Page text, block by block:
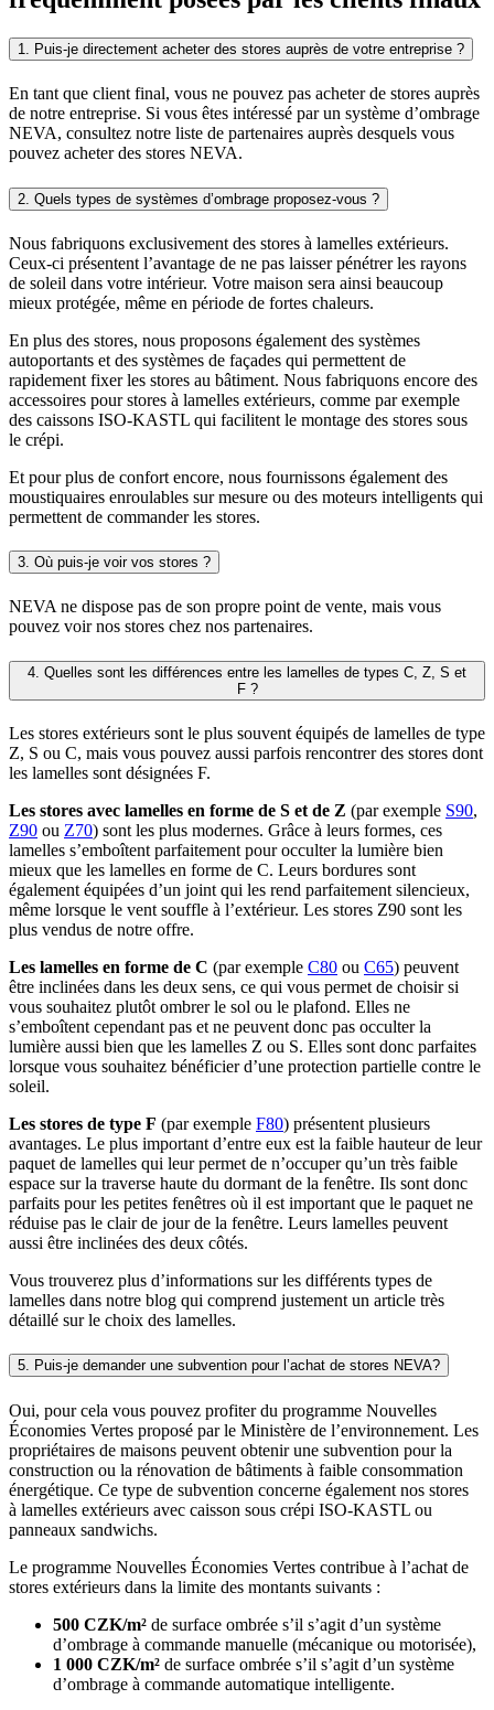
1. Puis-je directement acheter des stores auprès de votre entreprise ?
En tant que client final, vous ne pouvez pas acheter de stores auprès
de notre entreprise. Si vous êtes intéressé par un système d’ombrage
NEVA, consultez notre liste de partenaires auprès desquels vous
pouvez acheter des stores NEVA.
2. Quels types de systèmes d’ombrage proposez-vous ?
Nous fabriquons exclusivement des stores à lamelles extérieurs.
Ceux-ci présentent l’avantage de ne pas laisser pénétrer les rayons
de soleil dans votre intérieur. Votre maison sera ainsi beaucoup
mieux protégée, même en période de fortes chaleurs.
En plus des stores, nous proposons également des systèmes
autoportants et des systèmes de façades qui permettent de
rapidement fixer les stores au bâtiment. Nous fabriquons encore des
accessoires pour stores à lamelles extérieurs, comme par exemple
des caissons ISO-KASTL qui facilitent le montage des stores sous
le crépi.
Et pour plus de confort encore, nous fournissons également des
moustiquaires enroulables sur mesure ou des moteurs intelligents qui
permettent de commander les stores.
3. Où puis-je voir vos stores ?
NEVA ne dispose pas de son propre point de vente, mais vous
pouvez voir nos stores chez nos partenaires.
4. Quelles sont les différences entre les lamelles de types C, Z, S et
F ?
Les stores extérieurs sont le plus souvent équipés de lamelles de type
Z, S ou C, mais vous pouvez aussi parfois rencontrer des stores dont
les lamelles sont désignées F.
Les stores avec lamelles en forme de S et de Z (par exemple S90,
Z90 ou Z70) sont les plus modernes. Grâce à leurs formes, ces
lamelles s’emboîtent parfaitement pour occulter la lumière bien
mieux que les lamelles en forme de C. Leurs bordures sont
également équipées d’un joint qui les rend parfaitement silencieux,
même lorsque le vent souffle à l’extérieur. Les stores Z90 sont les
plus vendus de notre offre.
Les lamelles en forme de C (par exemple C80 ou C65) peuvent
être inclinées dans les deux sens, ce qui vous permet de choisir si
vous souhaitez plutôt ombrer le sol ou le plafond. Elles ne
s’emboîtent cependant pas et ne peuvent donc pas occulter la
lumière aussi bien que les lamelles Z ou S. Elles sont donc parfaites
lorsque vous souhaitez bénéficier d’une protection partielle contre le
soleil.
Les stores de type F (par exemple F80) présentent plusieurs
avantages. Le plus important d’entre eux est la faible hauteur de leur
paquet de lamelles qui leur permet de n’occuper qu’un très faible
espace sur la traverse haute du dormant de la fenêtre. Ils sont donc
parfaits pour les petites fenêtres où il est important que le paquet ne
réduise pas le clair de jour de la fenêtre. Leurs lamelles peuvent
aussi être inclinées des deux côtés.
Vous trouverez plus d’informations sur les différents types de
lamelles dans notre blog qui comprend justement un article très
détaillé sur le choix des lamelles.
5. Puis-je demander une subvention pour l’achat de stores NEVA?
Oui, pour cela vous pouvez profiter du programme Nouvelles
Économies Vertes proposé par le Ministère de l’environnement. Les
propriétaires de maisons peuvent obtenir une subvention pour la
construction ou la rénovation de bâtiments à faible consommation
énergétique. Ce type de subvention concerne également nos stores
à lamelles extérieurs avec caisson sous crépi ISO-KASTL ou
panneaux sandwichs.
Le programme Nouvelles Économies Vertes contribue à l’achat de
stores extérieurs dans la limite des montants suivants :
500 CZK/​m² de surface ombrée s’il s’agit d’un système
d’ombrage à commande manuelle (mécanique ou motorisée),
1 000 CZK/​m² de surface ombrée s’il s’agit d’un système
d’ombrage à commande automatique intelligente.